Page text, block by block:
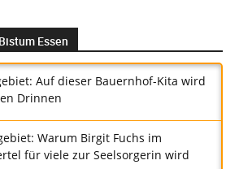
Essen
Auf dieser Bauernhof-Kita wird
Drinnen
Warum Birgit Fuchs im
für viele zur Seelsorgerin wird